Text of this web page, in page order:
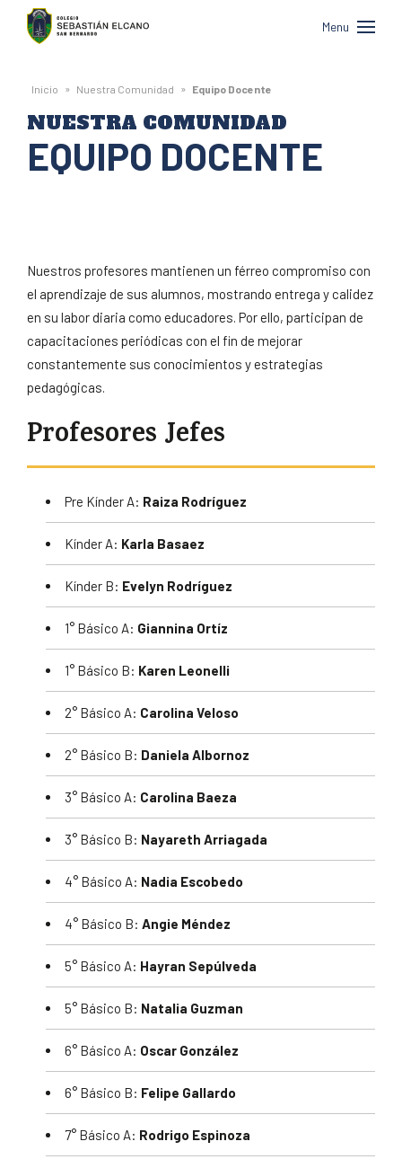
Colegio
Sebastián
Elcano
de
San
Bernardo
Menu
Inicio » Nuestra Comunidad » Equipo Docente
NUESTRA COMUNIDAD
EQUIPO DOCENTE
Nuestros profesores mantienen un férreo compromiso con
el aprendizaje de sus alumnos, mostrando entrega y calidez
en su labor diaria como educadores. Por ello, participan de
capacitaciones periódicas con el fin de mejorar
constantemente sus conocimientos y estrategias
pedagógicas.
Profesores Jefes
Pre Kínder A: Raiza Rodríguez
Kínder A: Karla Basaez
Kínder B: Evelyn Rodríguez
1° Básico A: Giannina Ortíz
1° Básico B: Karen Leonelli
2° Básico A: Carolina Veloso
2° Básico B: Daniela Albornoz
3° Básico A: Carolina Baeza
3° Básico B: Nayareth Arriagada
4° Básico A: Nadia Escobedo
4° Básico B: Angie Méndez
5° Básico A: Hayran Sepúlveda
5° Básico B: Natalia Guzman
6° Básico A: Oscar González
6° Básico B: Felipe Gallardo
7° Básico A: Rodrigo Espinoza